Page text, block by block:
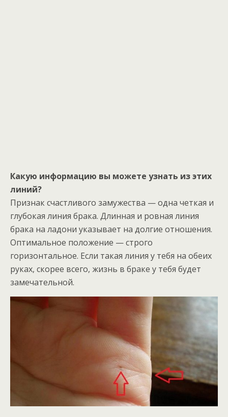
Какую информацию вы можете узнать из этих
линий?
Признак счастливого замужества — одна четкая и
глубокая линия брака. Длинная и ровная линия
брака на ладони указывает на долгие отношения.
Оптимальное положение — строго
горизонтальное. Если такая линия у тебя на обеих
руках, скорее всего, жизнь в браке у тебя будет
замечательной.